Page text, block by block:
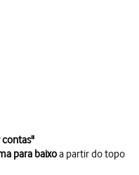
contas"
para baixoa partir do topo